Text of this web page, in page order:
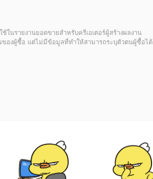
ในรายงานยอดขายสำหรับครีเอเตอร์ผู้สร้างผลงาน
องผู้ซื้อ แต่ไม่มีข้อมูลที่ทำให้สามารถระบุตัวตนผู้ซื้อได้